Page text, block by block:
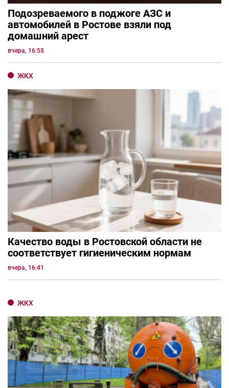
Подозреваемого в поджоге АЗС и
автомобилей в Ростове взяли под
домашний арест
вчера, 16:55
ЖКХ
Качество воды в Ростовской области не
соответствует гигиеническим нормам
вчера, 16:41
ЖКХ